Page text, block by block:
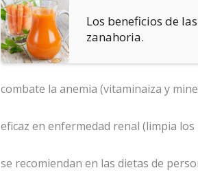
Los beneficios de
zanahoria.
combate la anemia (vitaminaiza y
eficaz en enfermedad renal (limpia
se recomiendan en las dietas de